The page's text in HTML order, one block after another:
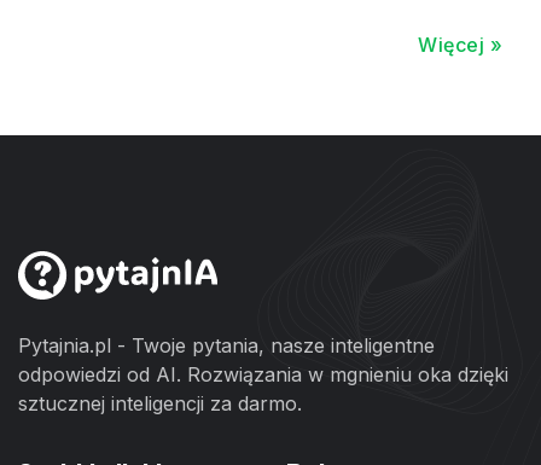
Więcej »
Pytajnia.pl - Twoje pytania, nasze inteligentne
odpowiedzi od AI. Rozwiązania w mgnieniu oka dzięki
sztucznej inteligencji za darmo.